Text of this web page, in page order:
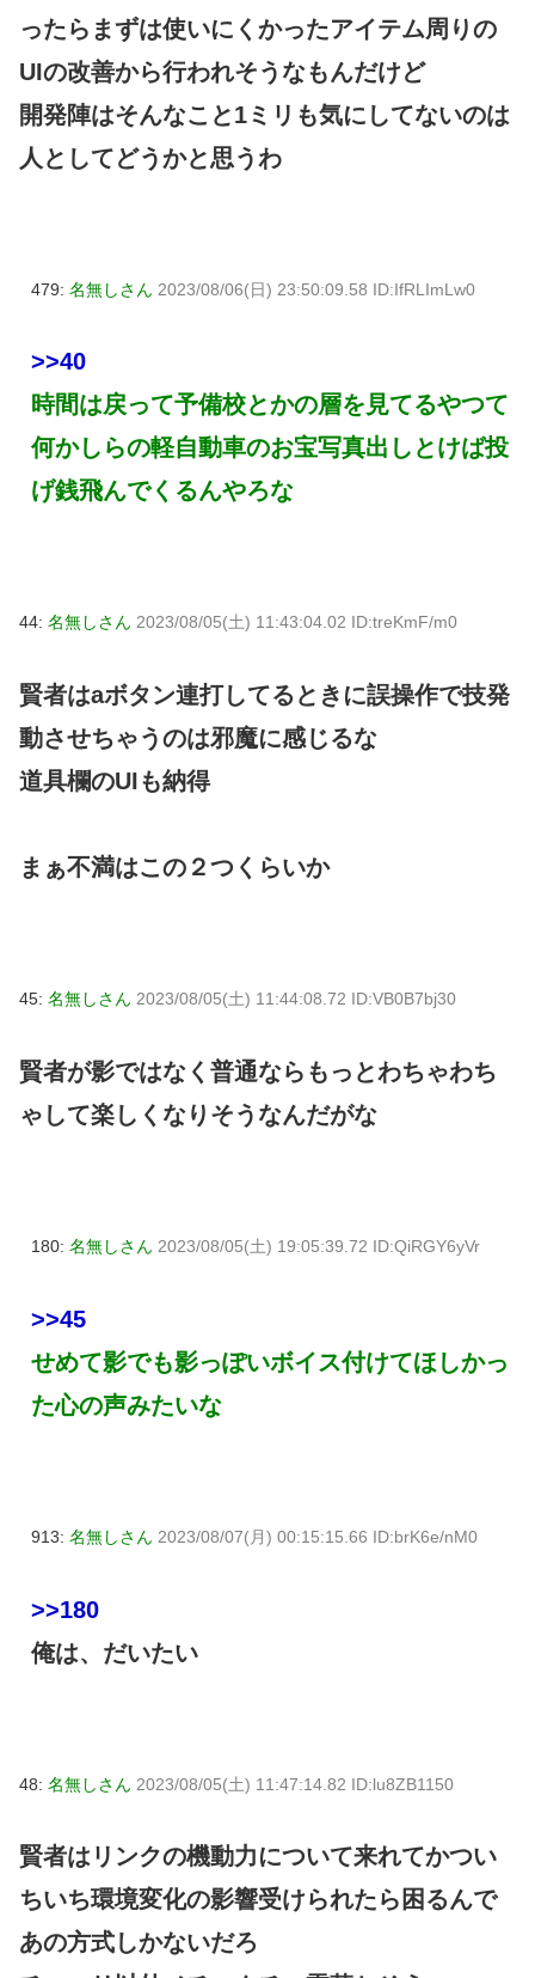
ったらまずは使いにくかったアイテム周りの
UIの改善から行われそうなもんだけど
開発陣はそんなこと1ミリも気にしてないのは
人としてどうかと思うわ
479: 名無しさん 2023/08/06(日) 23:50:09.58 ID:IfRLImLw0
>>40
時間は戻って予備校とかの層を見てるやつて
何かしらの軽自動車のお宝写真出しとけば投
げ銭飛んでくるんやろな
44: 名無しさん 2023/08/05(土) 11:43:04.02 ID:treKmF/m0
賢者はaボタン連打してるときに誤操作で技発
動させちゃうのは邪魔に感じるな
道具欄のUIも納得
まぁ不満はこの２つくらいか
45: 名無しさん 2023/08/05(土) 11:44:08.72 ID:VB0B7bj30
賢者が影ではなく普通ならもっとわちゃわち
ゃして楽しくなりそうなんだがな
180: 名無しさん 2023/08/05(土) 19:05:39.72 ID:QiRGY6yVr
>>45
せめて影でも影っぽいボイス付けてほしかっ
た心の声みたいな
913: 名無しさん 2023/08/07(月) 00:15:15.66 ID:brK6e/nM0
>>180
俺は、だいたい
48: 名無しさん 2023/08/05(土) 11:47:14.82 ID:lu8ZB1150
賢者はリンクの機動力について来れてかつい
ちいち環境変化の影響受けられたら困るんで
あの方式しかないだろ